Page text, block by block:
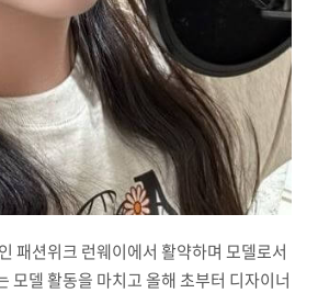
패션위크 런웨이에서 활약하며 모델로서
모델 활동을 마치고 올해 초부터 디자이너